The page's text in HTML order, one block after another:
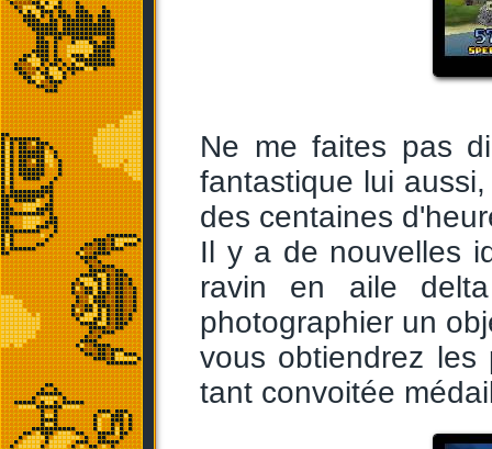
Ne me faites pas
fantastique lui
des centaines
Il y a de nouvelles
ravin en aile
photographier un
vous obtiendrez les
tant convoitée